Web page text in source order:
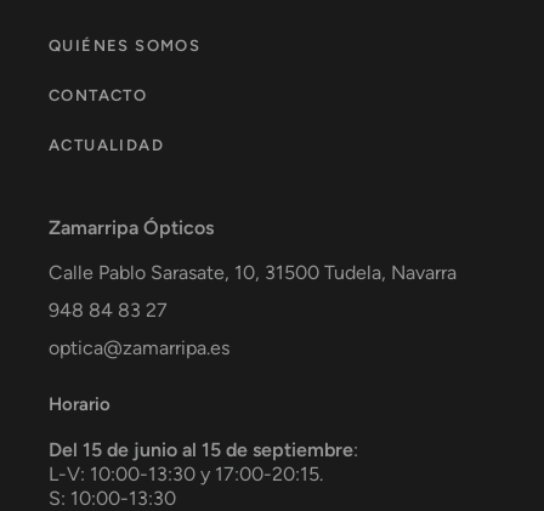
QUIÉNES SOMOS
CONTACTO
ACTUALIDAD
Zamarripa Ópticos
Calle Pablo Sarasate, 10, 31500 Tudela, Navarra
948 84 83 27
optica@zamarripa.es
Horario
Del 15 de junio al 15 de septiembre:
L-V: 10:00-13:30 y 17:00-20:15.
S: 10:00-13:30